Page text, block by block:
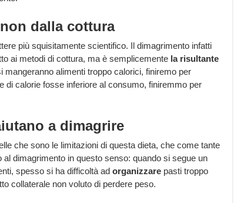
dalla cottura
più squisitamente scientifico. Il dimagrimento infatti
ai metodi di cottura, ma è semplicemente la risultante
mangeranno alimenti troppo calorici, finiremo per
di calorie fosse inferiore al consumo, finiremmo per
a dimagrire
che sono le limitazioni di questa dieta, che come tante
dimagrimento in questo senso: quando si segue un
spesso si ha difficoltà ad organizzarepasti troppo
collaterale non voluto di perdere peso.